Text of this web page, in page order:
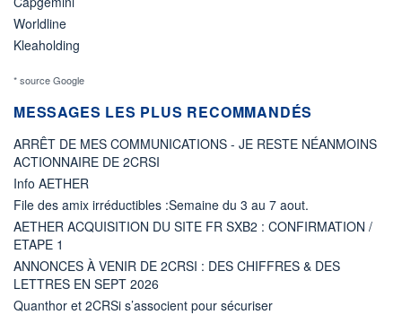
Worldline
Kleaholding
* source Google
MESSAGES LES PLUS RECOMMANDÉS
ARRÊT DE MES COMMUNICATIONS - JE RESTE NÉANMOINS
ACTIONNAIRE DE 2CRSI
Info AETHER
File des amix irréductibles :Semaine du 3 au 7 aout.
AETHER ACQUISITION DU SITE FR SXB2 : CONFIRMATION /
ETAPE 1
ANNONCES À VENIR DE 2CRSI : DES CHIFFRES & DES
LETTRES EN SEPT 2026
Quanthor et 2CRSi s’associent pour sécuriser